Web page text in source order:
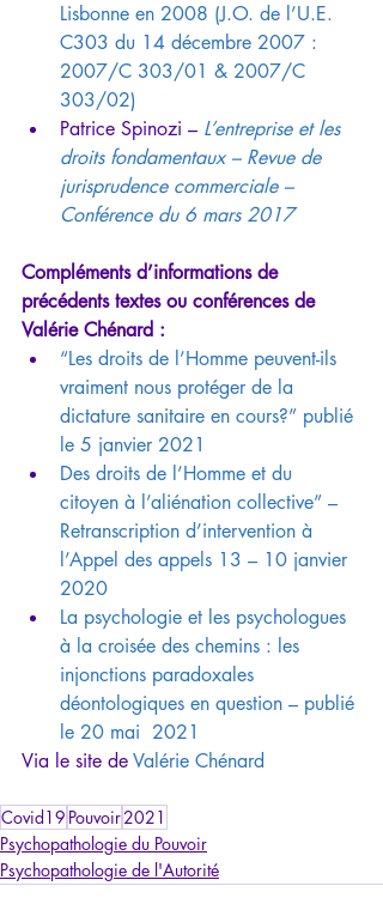
Lisbonne en 2008 (J.O. de l’U.E.
C303 du 14 décembre 2007 :
2007/C 303/01 & 2007/C
303/02)
Patrice Spinozi – L’entreprise et les
droits fondamentaux – Revue de
jurisprudence commerciale –
Conférence du 6 mars 2017
Compléments d’informations de
précédents textes ou conférences de
Valérie Chénard :
“Les droits de l’Homme peuvent-ils
vraiment nous protéger de la
dictature sanitaire en cours?” publié
le 5 janvier 2021
Des droits de l’Homme et du
citoyen à l’aliénation collective” –
Retranscription d’intervention à
l’Appel des appels 13 – 10 janvier
2020
La psychologie et les psychologues
à la croisée des chemins : les
injonctions paradoxales
déontologiques en question – publié
le 20 mai  2021
Via le site de Valérie Chénard
Covid19 Pouvoir2021
Psychopathologie du Pouvoir
Psychopathologie de l'Autorité